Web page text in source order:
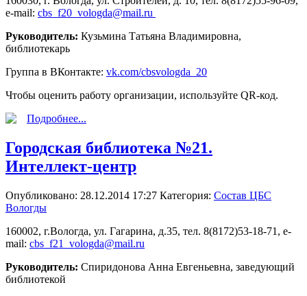
e-mail: cbs_f20_vologda@mail.ru
Руководитель: Кузьмина Татьяна Владимировна,
библиотекарь
Группа в ВКонтакте: vk.com/cbsvologda_20
Чтобы оценить работу организации, используйте QR-код.
Подробнее...
Городская библиотека №21.
Интеллект-центр
Опубликовано: 28.12.2014 17:27 Категория: Состав ЦБС
Вологды
160002, г.Вологда, ул. Гагарина, д.35, тел. 8(8172)53-18-71, e-
mail: cbs_f21_vologda@mail.ru
Руководитель: Спиридонова Анна Евгеньевна, заведующий
библиотекой